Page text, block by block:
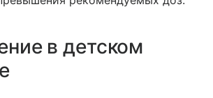
в детском